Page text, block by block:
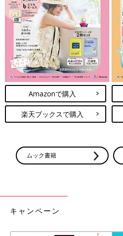
Amazonで購入
楽天ブックスで購入
ムック書籍
キャンペーン